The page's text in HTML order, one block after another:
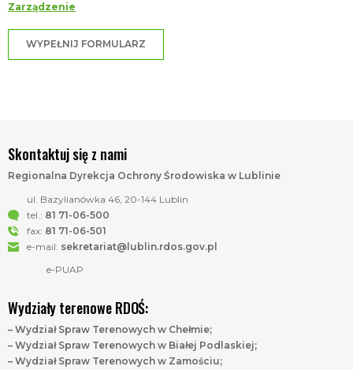
Zarządzenie
WYPEŁNIJ FORMULARZ
Skontaktuj się z nami
Regionalna Dyrekcja Ochrony Środowiska w Lublinie
ul. Bazylianówka 46, 20-144 Lublin
tel.: 81 71-06-500
fax: 81 71-06-501
e-mail: sekretariat@lublin.rdos.gov.pl
e-PUAP
Wydziały terenowe RDOŚ:
– Wydział Spraw Terenowych w Chełmie;
– Wydział Spraw Terenowych w Białej Podlaskiej;
– Wydział Spraw Terenowych w Zamościu;